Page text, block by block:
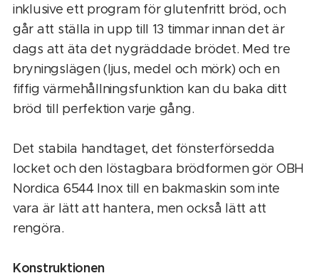
inklusive ett program för glutenfritt bröd, och
går att ställa in upp till 13 timmar innan det är
dags att äta det nygräddade brödet. Med tre
bryningslägen (ljus, medel och mörk) och en
fiffig värmehållningsfunktion kan du baka ditt
bröd till perfektion varje gång.
Det stabila handtaget, det fönsterförsedda
locket och den löstagbara brödformen gör OBH
Nordica 6544 Inox till en bakmaskin som inte
vara är lätt att hantera, men också lätt att
rengöra.
Konstruktionen